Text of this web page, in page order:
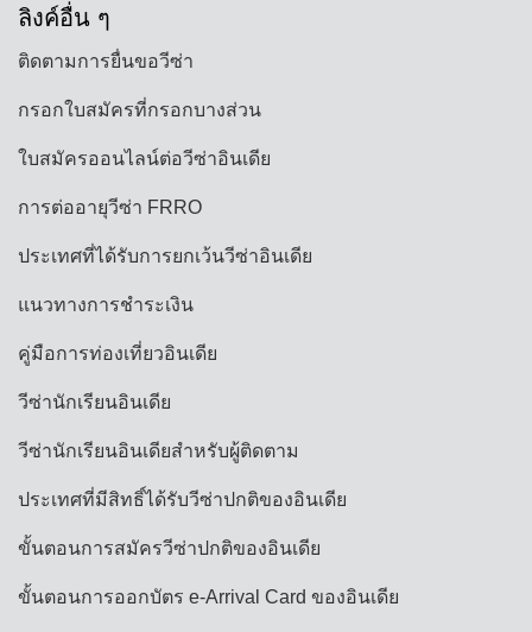
ลิงค์อื่น ๆ
ติดตามการยื่นขอวีซ่า
กรอกใบสมัครที่กรอกบางส่วน
ใบสมัครออนไลน์ต่อวีซ่าอินเดีย
การต่ออายุวีซ่า FRRO
ประเทศที่ได้รับการยกเว้นวีซ่าอินเดีย
แนวทางการชำระเงิน
คู่มือการท่องเที่ยวอินเดีย
วีซ่านักเรียนอินเดีย
วีซ่านักเรียนอินเดียสำหรับผู้ติดตาม
ประเทศที่มีสิทธิ์ได้รับวีซ่าปกติของอินเดีย
ขั้นตอนการสมัครวีซ่าปกติของอินเดีย
ขั้นตอนการออกบัตร e-Arrival Card ของอินเดีย